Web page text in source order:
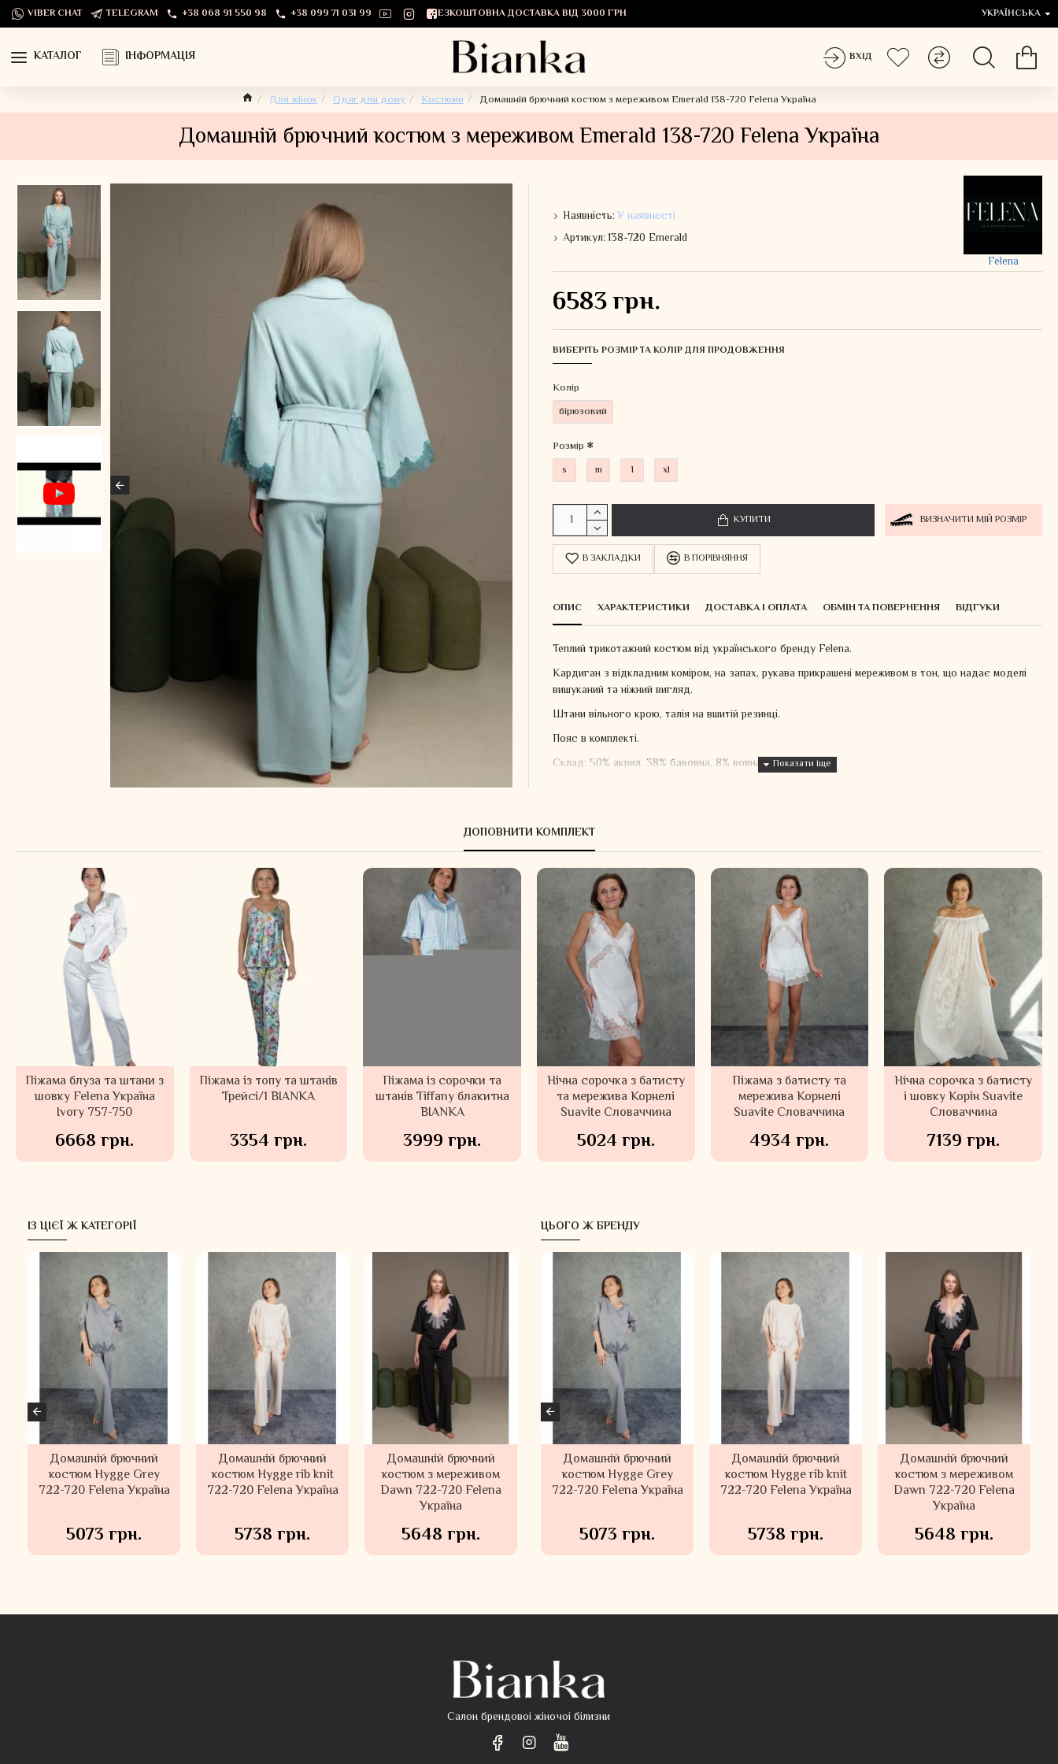
VIBER CHAT TELEGRAM +38 068 91 550 98 +38 099 71 031 99 БЕЗКОШТОВНА ДОСТАВКА ВІД 3000 ГРН УКРАЇНСЬКА
КАТАЛОГ ІНФОРМАЦІЯ ВХІД
Для жінок Одяг для дому Костюми Домашній брючний костюм з мереживом Emerald 138-720 Felena Українa
Домашній брючний костюм з мереживом Emerald 138-720 Felena Українa
Наявність:У наявності
Артикул:138-720 Emerald
Felena
6583 грн.
ВИБЕРІТЬ РОЗМІР ТА КОЛІР ДЛЯ ПРОДОВЖЕННЯ
Колiр
бірюзовий
Розмір
s
m l xl
КУПИТИ ВИЗНАЧИТИ МІЙ РОЗМІР
В ЗАКЛАДКИ В ПОРІВНЯННЯ
ОПИС ХАРАКТЕРИСТИКИ ДОСТАВКА І ОПЛАТА ОБМІН ТА ПОВЕРНЕННЯ ВІДГУКИ
Теплий трикотажний костюм від українського бренду Felena.
Кардиган з відкладним коміром, на запах, рукава прикрашені мереживом в тон, що надає моделі
вишуканий та ніжний вигляд.
Штани вільного крою, талія на вшитій резинці.
Пояс в комплекті.
Склад: 50% акрил, 38% бавовна, 8% вовна, 4% еластан
ДОПОВНИТИ КОМПЛЕКТ
Піжама блуза та штани з
шовку Felena Україна
Ivory 757-750
6668 грн.
Піжама із топу та штанів
Трейсі/1 BIANKA
3354 грн.
Піжама із сорочки та
штанів Tiffany блакитна
BIANKA
3999 грн.
Нічна сорочка з батисту
та мережива Корнелі
Suavite Словаччина
5024 грн.
Піжама з батисту та
мережива Корнелі
Suavite Словаччина
4934 грн.
Нічна сорочка з батисту
і шовку Корін Suavite
Словаччина
7139 грн.
ІЗ ЦІЄЇ Ж КАТЕГОРІЇ
Велюровий домашній
костюм Felena Україна
Rose 108-720
6848 грн.
Домашній брючний
костюм Felena Україна
Ash Rose 108-720
5633 грн.
Домашній брючний
костюм Hygge Beige
722-720 Felena Українa
5073 грн.
Домашній брючний
костюм Hygge Grey
722-720 Felena Українa
5073 грн.
Домашній брючний
костюм Hygge rib knit
722-720 Felena Українa
5738 грн.
Домашній брючний
костюм з мереживом
Dawn 722-720 Felena
Українa
5648 грн.
ЦЬОГО Ж БРЕНДУ
Велюровий домашній
костюм Felena Україна
Rose 108-720
6848 грн.
Домашній брючний
костюм Felena Україна
Ash Rose 108-720
5633 грн.
Домашній брючний
костюм Hygge Beige
722-720 Felena Українa
5073 грн.
Салон брендовоі жіночоі білизни